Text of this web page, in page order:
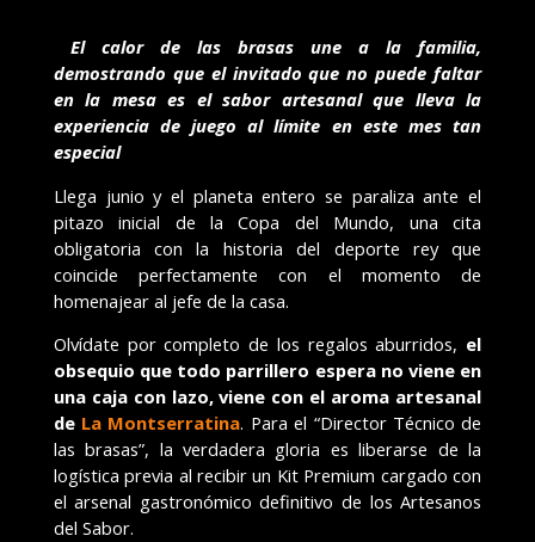
El calor de las brasas une a la familia,
demostrando que el invitado que no puede faltar
en la mesa es el sabor artesanal que lleva la
experiencia de juego al límite en este mes tan
especial
Llega junio y el planeta entero se paraliza ante el
pitazo inicial de la Copa del Mundo, una cita
obligatoria con la historia del deporte rey que
coincide perfectamente con el momento de
homenajear al jefe de la casa.
Olvídate por completo de los regalos aburridos, el
obsequio que todo parrillero espera no viene en
una caja con lazo, viene con el aroma artesanal
de La Montserratina. Para el “Director Técnico de
las brasas”, la verdadera gloria es liberarse de la
logística previa al recibir un Kit Premium cargado con
el arsenal gastronómico definitivo de los Artesanos
del Sabor.